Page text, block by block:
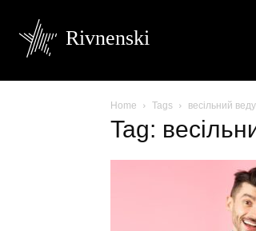
Rivnenski
Home Tags весільний
Tag: